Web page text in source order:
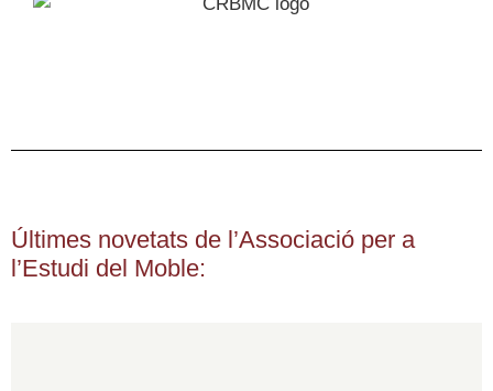
Últimes novetats de l’Associació per a
l’Estudi del Moble: